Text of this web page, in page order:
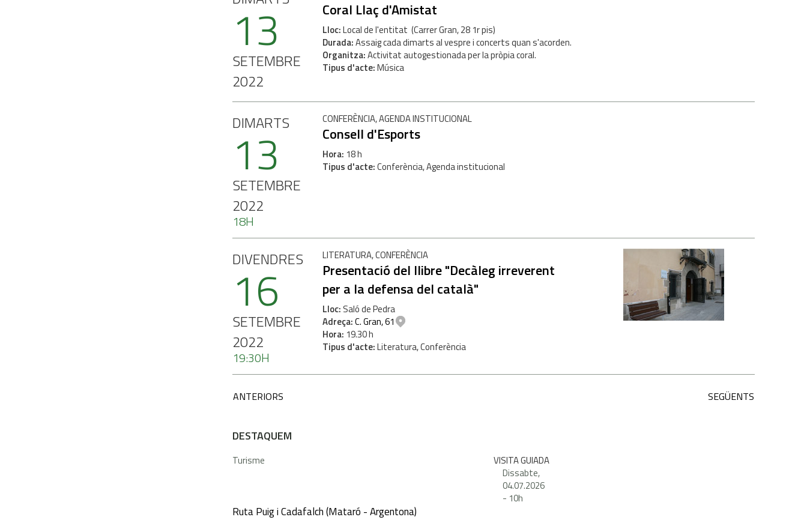
13
SETEMBRE
2022
Coral Llaç d'Amistat
Lloc Local de l'entitat (Carrer Gran, 28 1r pis)
Durada Assaig cada dimarts al vespre i concerts quan s'acorden.
Organitza Activitat autogestionada per la pròpia coral.
Tipus d'acte Música
DIMARTS
13
SETEMBRE
2022
18H
CONFERÈNCIA, AGENDA INSTITUCIONAL
Consell d'Esports
Hora 18 h
Tipus d'acte Conferència, Agenda institucional
DIVENDRES
16
SETEMBRE
2022
19:30H
LITERATURA, CONFERÈNCIA
Presentació del llibre "Decàleg irreverent
per a la defensa del català"
Lloc Saló de Pedra
Adreça C. Gran, 61
Hora 19.30 h
Tipus d'acte Literatura, Conferència
ANTERIORS SEGÜENTS
DESTAQUEM
Turisme
VISITA GUIADA
Dissabte,
04.07.2026
- 10h
Ruta Puig i Cadafalch (Mataró - Argentona)